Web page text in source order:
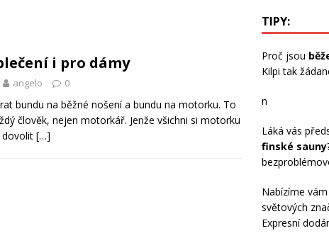
i pro dámy
angelo 0
bundu na běžné nošení a bundu na motorku. To
člověk, nejen motorkář. Jenže všichni si motorku
[…]
TIPY:
Proč jsou
Kilpi tak
n
Láká vás
finské sauny
Nabízíme
světových
Expresní